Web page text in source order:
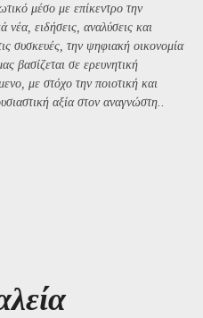
μέσο με επίκεντρο την
νέα, ειδήσεις, αναλύσεις και
συσκευές, την ψηφιακή οικονομία
βασίζεται σε ερευνητική
με στόχο την ποιοτική και
αξία στον αναγνώστη..